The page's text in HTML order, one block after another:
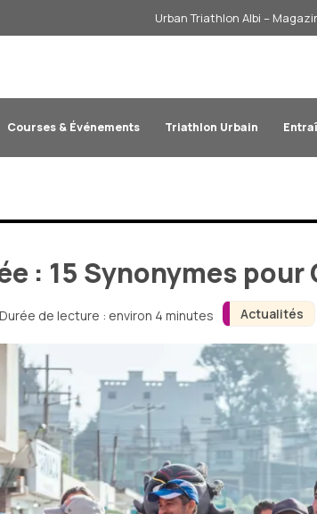
Urban Triathlon Albi –
Courses & Événements Triathlon Urbain
Actualités
: 15 Synonymes pour
Durée de lecture : environ 4 minutes